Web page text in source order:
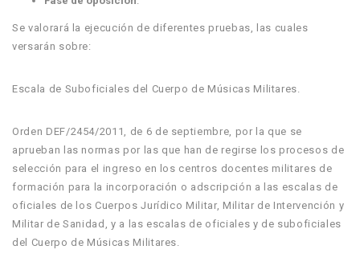
Se valorará la ejecución de diferentes pruebas, las cuales
versarán sobre:
Escala de Suboficiales del Cuerpo de Músicas Militares.
Orden DEF/2454/2011, de 6 de septiembre, por la que se
aprueban las normas por las que han de regirse los procesos de
selección para el ingreso en los centros docentes militares de
formación para la incorporación o adscripción a las escalas de
oficiales de los Cuerpos Jurídico Militar, Militar de Intervención y
Militar de Sanidad, y a las escalas de oficiales y de suboficiales
del Cuerpo de Músicas Militares.